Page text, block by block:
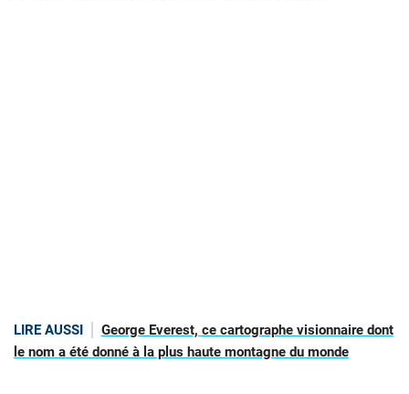
LIRE AUSSI
George Everest, ce cartographe visionnaire dont
le nom a été donné à la plus haute montagne du monde